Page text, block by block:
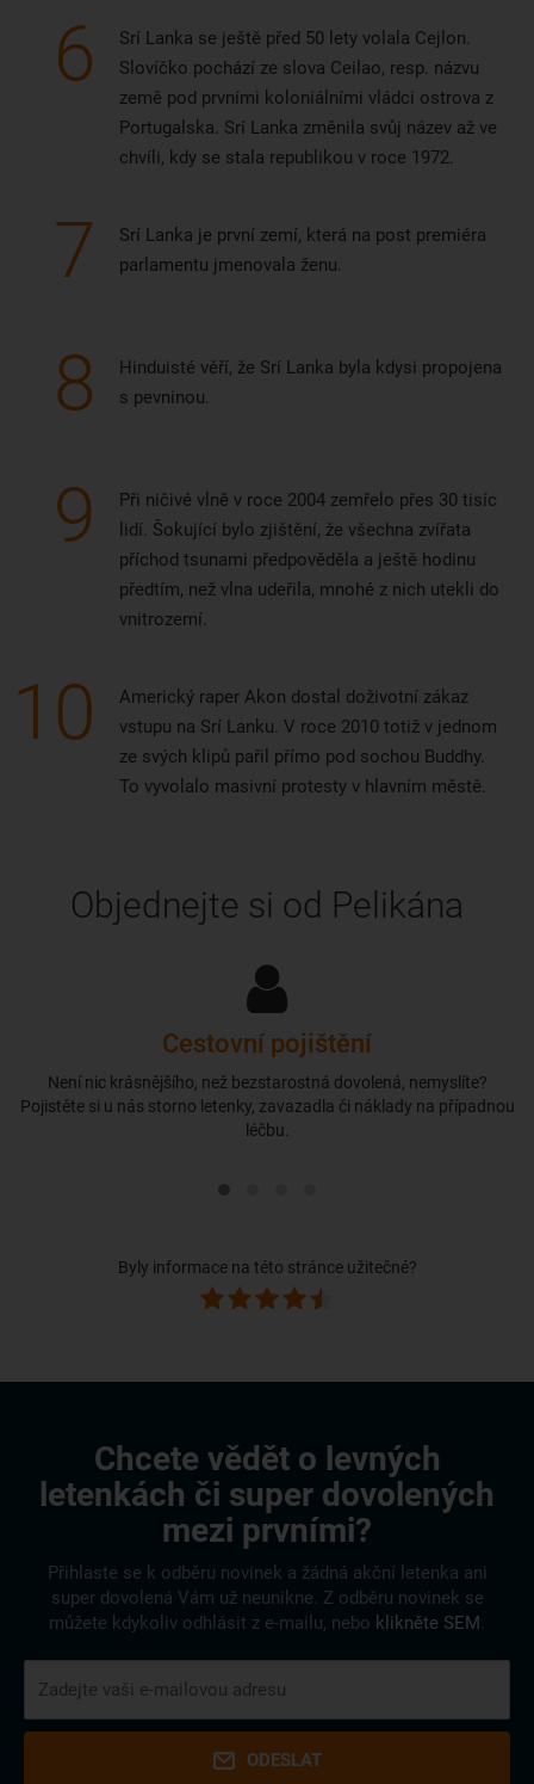
6
Srí Lanka se ještě před 50 lety volala Cejlon.
Slovíčko pochází ze slova Ceilao, resp. názvu
země pod prvními koloniálními vládci ostrova z
Portugalska. Srí Lanka změnila svůj název až ve
chvíli, kdy se stala republikou v roce 1972.
7
Srí Lanka je první zemí, která na post premiéra
parlamentu jmenovala ženu.
8
Hinduisté věří, že Srí Lanka byla kdysi propojena
s pevninou.
9
Při ničivé vlně v roce 2004 zemřelo přes 30 tisíc
lidí. Šokující bylo zjištění, že všechna zvířata
příchod tsunami předpověděla a ještě hodinu
předtím, než vlna udeřila, mnohé z nich utekli do
vnitrozemí.
10
Americký raper Akon dostal doživotní zákaz
vstupu na Srí Lanku. V roce 2010 totiž v jednom
ze svých klipů pařil přímo pod sochou Buddhy.
To vyvolalo masivní protesty v hlavním městě.
Objednejte si od Pelikána
Cestovní pojištění
Není nic krásnějšího, než bezstarostná dovolená, nemyslíte?
Pojistěte si u nás storno letenky, zavazadla či náklady na případnou
léčbu.
Byly informace na této stránce užitečné?
Chcete vědět o levných
letenkách či super dovolených
mezi prvními?
Přihlaste se k odběru novinek a žádná akční letenka ani
super dovolená Vám už neunikne. Z odběru novinek se
můžete kdykoliv odhlásit z e-mailu, nebo klikněte SEM.
ODESLAT